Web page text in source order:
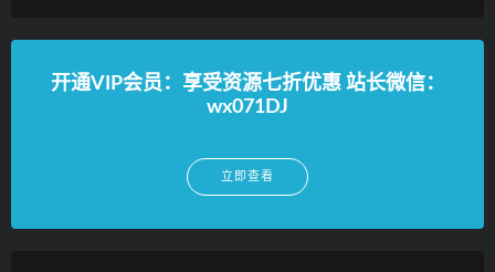
开通VIP会员：享受资源七折优惠 站长微信：
wx071DJ
立即查看